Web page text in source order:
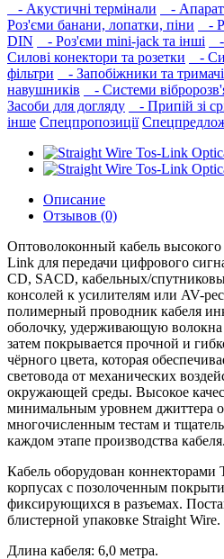
- Акустичні термінали -
Роз'єми банани, лопатки, піни
-
DIN
- Роз'єми mini-jack та інші -
Силові конектори та розетки
-
фільтри
- Запобіжники та тримачі
навушників‎
- Системи
Засоби для догляду
- Припій зі
інше Спецпропозиції
Описание
Отзывов (0)
Оптоволоконный кабель
Link для передачи цифрового
CD, SACD, кабельных/
консолей к усилителям или AV-
полимерный проводник кабеля
оболочку, удерживающую
затем покрывается прочной и
чёрного цвета, которая
световода от механических
окружающей среды. Высокое
минимальным уровнем джиттера
многочисленным тестам и
каждом этапе производства кабеля.
Кабель оборудован коннекторами
корпусах с позолоченным
фиксирующихся в разъемах.
блистерной упаковке Straight Wire.
Длина кабеля: 6,0 метра.